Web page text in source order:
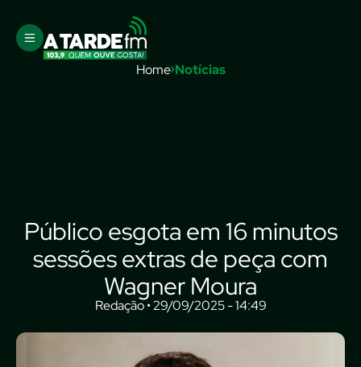
Home Notícias
Público esgota em 16 minutos
sessões extras de peça com
Wagner Moura
Redação • 29/09/2025 - 14:49